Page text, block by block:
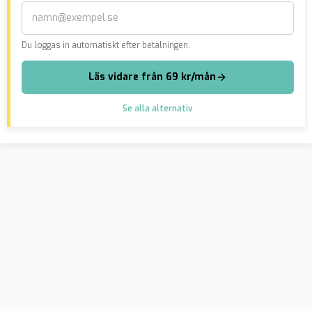
Du loggas in automatiskt efter betalningen.
Läs vidare från 69 kr/mån
Se alla alternativ